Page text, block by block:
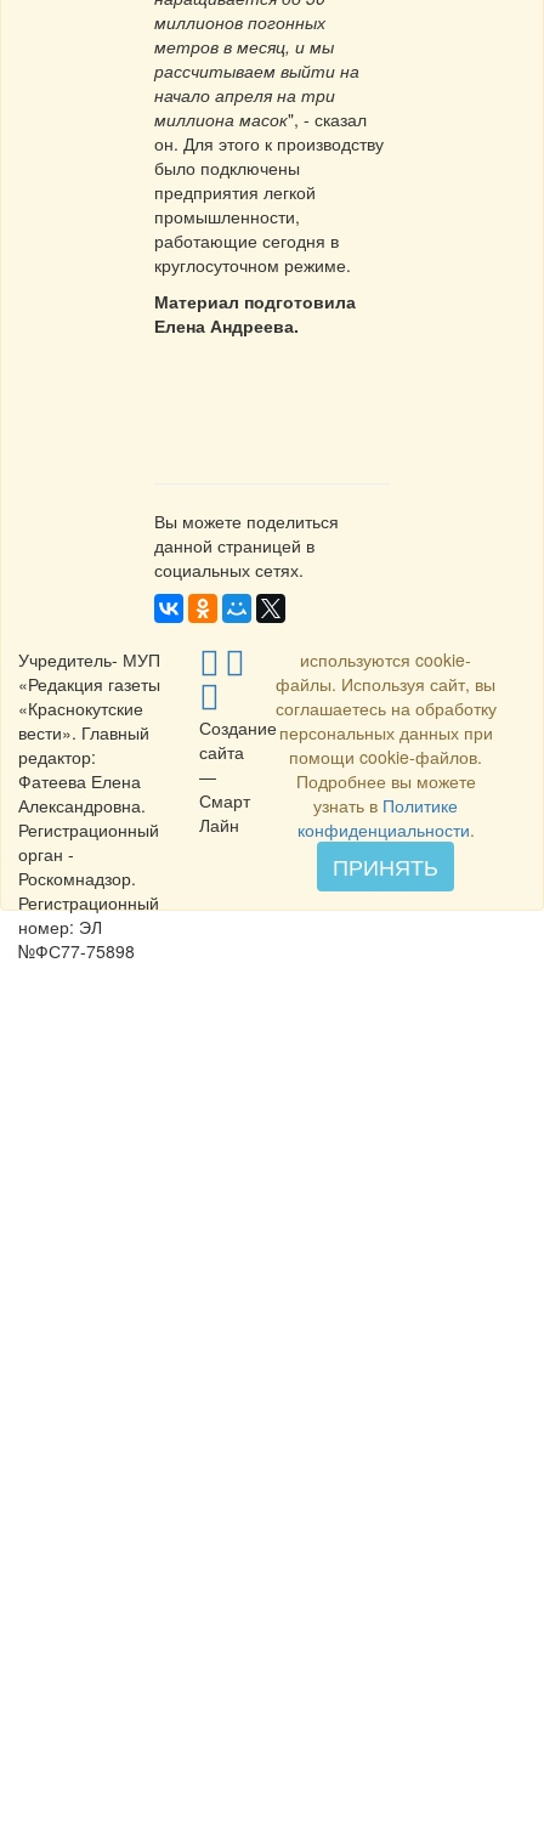
миллионов погонных
метров в месяц, и мы
рассчитываем выйти на
начало апреля на три
миллиона масок", - сказал
он. Для этого к производству
было подключены
предприятия легкой
промышленности,
работающие сегодня в
круглосуточном режиме.
Материал подготовила
Елена Андреева.
Вы можете поделиться
данной страницей в
социальных сетях.
Учредитель- МУП
«Редакция газеты
«Краснокутские
вести». Главный
редактор:
Фатеева Елена
Александровна.
Регистрационный
орган -
Роскомнадзор.
Регистрационный
номер: ЭЛ
№ФС77-75898
Создание
сайта
—
Смарт
Лайн
используются cookie-
файлы. Используя сайт, вы
соглашаетесь на обработку
персональных данных при
помощи cookie-файлов.
Подробнее вы можете
узнать в Политике
конфиденциальности.
ПРИНЯТЬ